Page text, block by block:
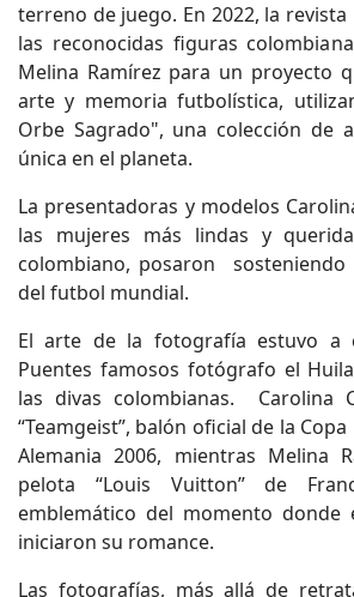
terreno de juego. En 2022, la revista
las reconocidas figuras
Melina Ramírez para un proyecto
arte y memoria futbolística,
Orbe Sagrado", una colección de
única en el planeta.
La presentadoras y modelos
las mujeres más lindas y
colombiano, posaron sosteniendo
del futbol mundial.
El arte de la fotografía estuvo a
Puentes famosos fotógrafo el
las divas colombianas. Carolina
“Teamgeist”, balón oficial de la
Alemania 2006, mientras Melina
pelota “Louis Vuitton” de
emblemático del momento
iniciaron su romance.
Las fotografías, más allá de